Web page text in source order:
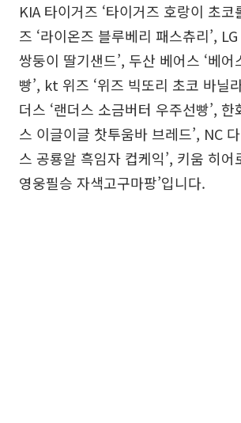
KIA 타이거즈 ‘타이거즈 호랑이 초코
즈 ‘라이온즈 블루베리 패스츄리’,
쌍둥이 딸기샌드’, 두산 베어스 ‘베
빵’, kt 위즈 ‘위즈 빅또리 초코 바닐
더스 ‘랜더스 소금버터 우주선빵’, 한
스 이글이글 찻투움바 브레드’, NC
스 공룡알 흑임자 컵케익’, 키움 히어
영웅필승 자색고구마팡’입니다.